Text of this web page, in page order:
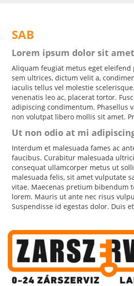
SAB
Lorem ipsum dolor sit amet
Aliquam feugiat metus eget eleifend
sem ultrices, dictum velit a,
iaculis tellus vel molestie
venenatis leo ac, placerat tortor.
adipiscing condimentum. Phasellus
non volutpat libero mollis sit amet.
Ut non odio at mi
Interdum et malesuada fames ac
faucibus. Curabitur malesuada
consequat ullamcorper metus ut
malesuada felis, sit amet vulputate
vitae. Maecenas pretium bibendum
lorem. Mauris ut ante nec risus
Suspendisse id egestas dolor. Duis